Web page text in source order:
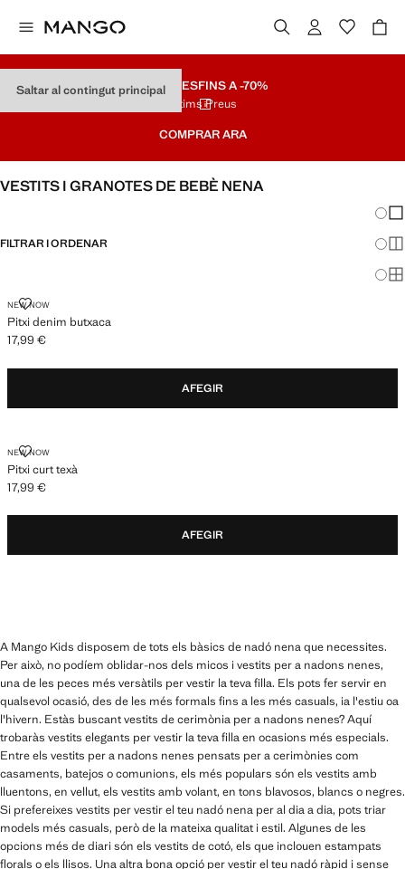
Saltar al contingut principalREBAIXESFINS A -70%
Últims Preus
COMPRAR ARA
VESTITS I GRANOTES DE BEBÈ NENA
FILTRAR I ORDENAR
NEW NOW
Pitxi denim butxaca
PITXI DENIM BUTXACA
Preu actual [17,99 € ]
17,99 €
AFEGIR
NEW NOW
Pitxi curt texà
PITXI CURT TEXÀ
Preu actual [17,99 € ]
17,99 €
AFEGIR
A Mango Kids disposem de tots els bàsics de nadó nena que necessites.
Per això, no podíem oblidar-nos dels micos i vestits per a nadons nenes,
una de les peces més versàtils per vestir la teva filla. Els pots fer servir en
qualsevol ocasió, des de les més formals fins a les més casuals, ia l'estiu oa
l'hivern. Estàs buscant vestits de cerimònia per a nadons nenes? Aquí
trobaràs vestits elegants per vestir la teva filla en ocasions més especials.
Entre els vestits per a nadons nenes pensats per a cerimònies com
casaments, batejos o comunions, els més populars són els vestits amb
lluentons, en vellut, els vestits amb volant, en tons blavosos, blancs o negres.
Si prefereixes vestits per vestir el teu nadó nena per al dia a dia, pots triar
models més casuals, però de la mateixa qualitat i estil. Algunes de les
opcions més de diari són els vestits de cotó, els que inclouen estampats
florals o els llisos. Una altra bona opció per vestir el teu nadó ràpid i sense